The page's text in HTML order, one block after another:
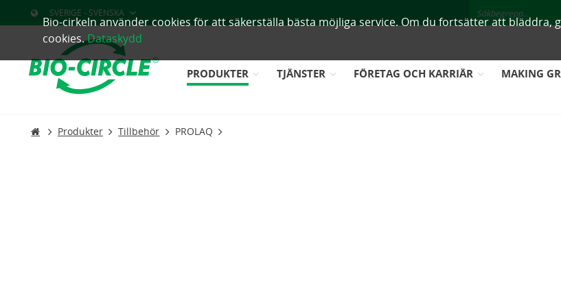
Bio-cirkeln använder cookies för att säkerställa bästa möjliga service. Om du fortsätter att bläddra,
cookies.Dataskydd
SVERIGE - SVENSKA
PRODUKTER TJÄNSTER FÖRETAG OCH KARRIÄR MAKING
Produkter Tillbehör PROLAQ